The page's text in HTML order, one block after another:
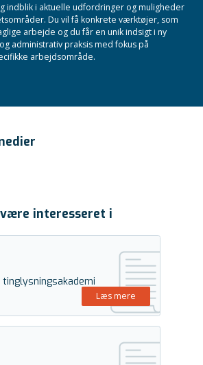
indblik i aktuelle udfordringer og muligheder
Du vil få konkrete værktøjer, som
arbejde og du får en unik indsigt i ny
administrativ praksis med fokus på
arbejdsområde.
være interesseret i
Læs mere